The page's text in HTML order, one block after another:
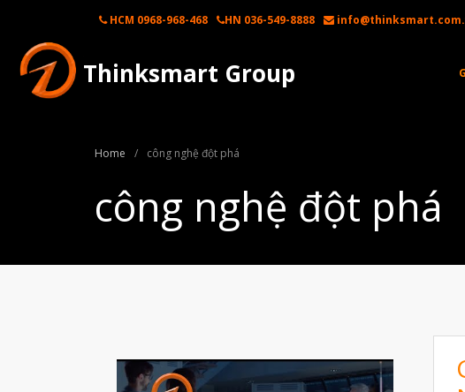
HCM 0968-968-468 HN 036-549-8888
Thinksmart Group
Home / công nghệ đột phá
công nghệ đột phá